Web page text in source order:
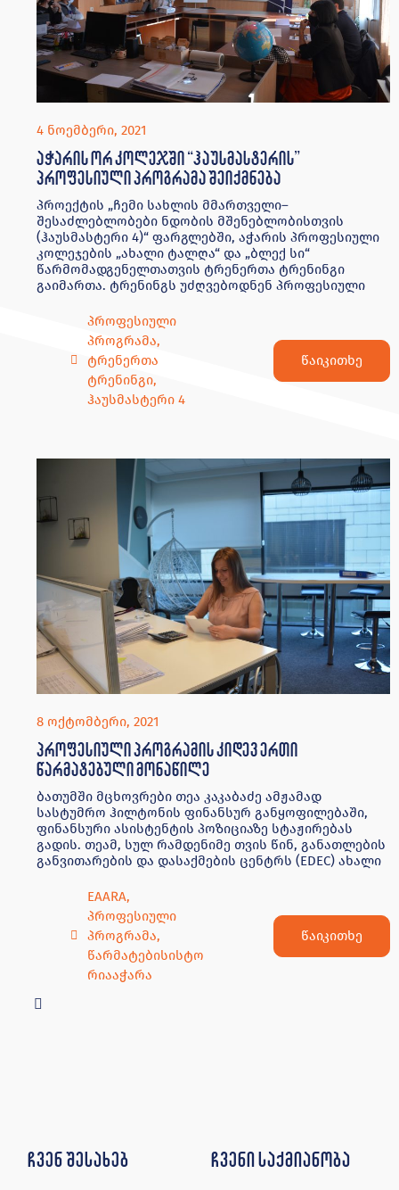
4 ნოემბერი, 2021
აჭარის ორ კოლეჯში “ჰაუსმასტერის”
პროფესიული პროგრამა შეიქმნება
პროექტის „ჩემი სახლის მმართველი–
შესაძლებლობები ნდობის მშენებლობისთვის
(ჰაუსმასტერი 4)“ ფარგლებში, აჭარის პროფესიული
კოლეჯების „ახალი ტალღა“ და „ბლექ სი“
წარმომადგენელთათვის ტრენერთა ტრენინგი
გაიმართა. ტრენინგს უძღვებოდნენ პროფესიული
პროფესიული
პროგრამა,
ტრენერთა
ტრენინგი,
ჰაუსმასტერი 4
წაიკითხე
8 ოქტომბერი, 2021
პროფესიული პროგრამის კიდევ ერთი
წარმატებული მონაწილე
ბათუმში მცხოვრები თეა კაკაბაძე ამჟამად
სასტუმრო ჰილტონის ფინანსურ განყოფილებაში,
ფინანსური ასისტენტის პოზიციაზე სტაჟირებას
გადის. თეამ, სულ რამდენიმე თვის წინ, განათლების
განვითარების და დასაქმების ცენტრს (EDEC) ახალი
EAARA,
პროფესიული
პროგრამა,
წარმატებისისტო
რიააჭარა
წაიკითხე
ჩვენ შესახებ ჩვენი საქმიანობა